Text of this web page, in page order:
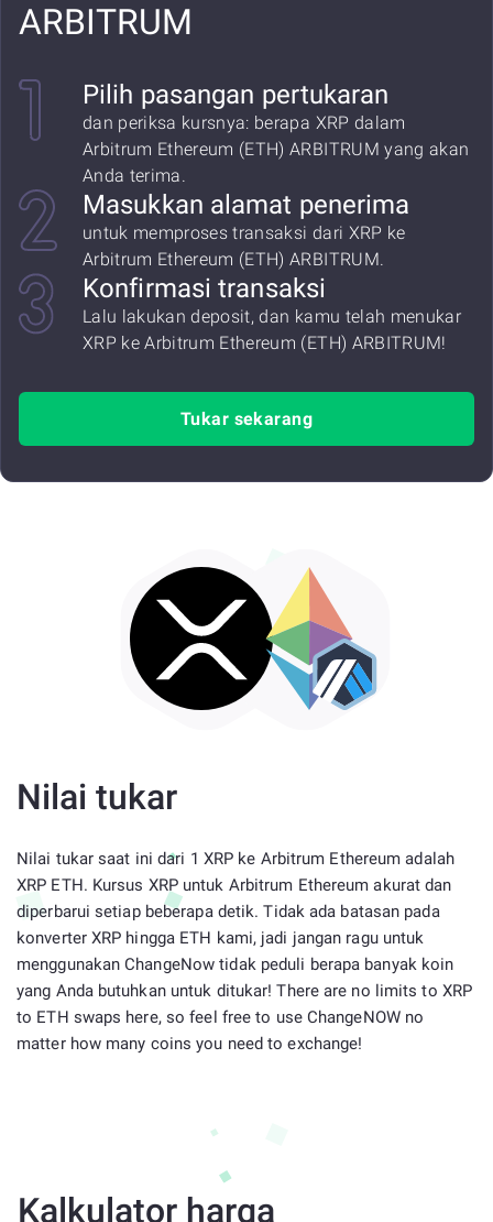
ARBITRUM
Pilih pasangan pertukaran
dan periksa kursnya: berapa XRP dalam
Arbitrum Ethereum (ETH) ARBITRUM yang akan
Anda terima.
Masukkan alamat penerima
untuk memproses transaksi dari XRP ke
Arbitrum Ethereum (ETH) ARBITRUM.
Konfirmasi transaksi
Lalu lakukan deposit, dan kamu telah menukar
XRP ke Arbitrum Ethereum (ETH) ARBITRUM!
Tukar sekarang
Nilai tukar
Nilai tukar saat ini dari 1 XRP ke Arbitrum Ethereum adalah
XRP ETH. Kursus XRP untuk Arbitrum Ethereum akurat dan
diperbarui setiap beberapa detik. Tidak ada batasan pada
konverter XRP hingga ETH kami, jadi jangan ragu untuk
menggunakan ChangeNow tidak peduli berapa banyak koin
yang Anda butuhkan untuk ditukar! There are no limits to XRP
to ETH swaps here, so feel free to use ChangeNOW no
matter how many coins you need to exchange!
Kalkulator harga